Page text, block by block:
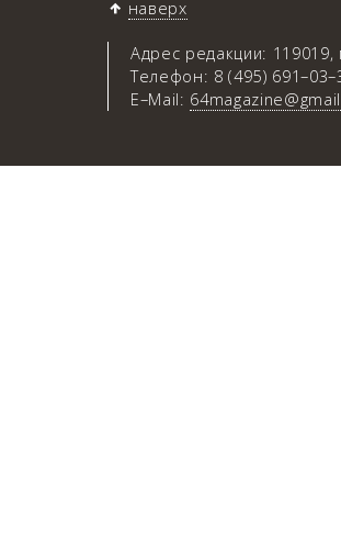
наверх
Адрес редакции: 119019,
Телефон: 8 (495)
E–Mail: